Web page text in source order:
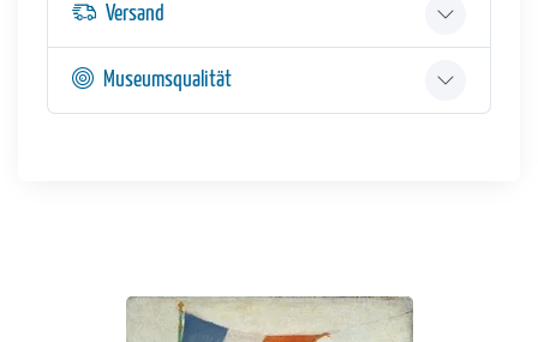
Versand
Museumsqualität